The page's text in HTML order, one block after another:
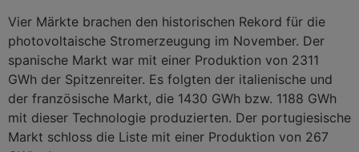
Vier Märkte brachen den historischen Rekord für die
photovoltaische Stromerzeugung im November. Der
spanische Markt war mit einer Produktion von 2311
GWh der Spitzenreiter. Es folgten der italienische und
der französische Markt, die 1430 GWh bzw. 1188 GWh
mit dieser Technologie produzierten. Der portugiesische
Markt schloss die Liste mit einer Produktion von 267